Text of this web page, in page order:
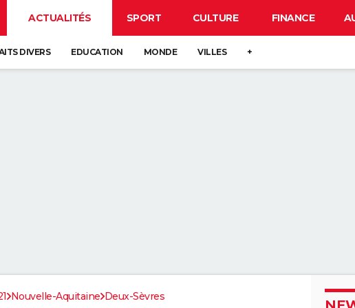
ACTUALITÉS SPORT CULTURE FINANCE
DIVERS EDUCATION MONDE VILLES +
Nouvelle-Aquitaine Deux-Sèvres